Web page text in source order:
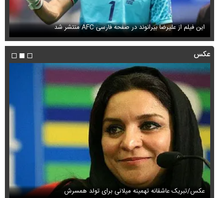
این فیلم از علیرضا بیرانوند در صفحه فارسی AFC منتشر شد
عکس
عکس/تبریک عاشقانه تهمینه میلانی برای تولد همسرش